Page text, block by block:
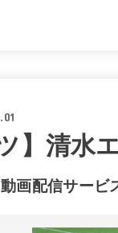
】清水
画配信サービ